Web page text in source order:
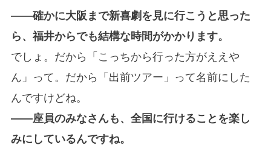
――確かに大阪まで新喜劇を見に行こうと思った
ら、福井からでも結構な時間がかかります。
でしょ。だから「こっちから行った方がええや
ん」って。だから「出前ツアー」って名前にした
んですけどね。
――座員のみなさんも、全国に行けることを楽し
みにしているんですね。